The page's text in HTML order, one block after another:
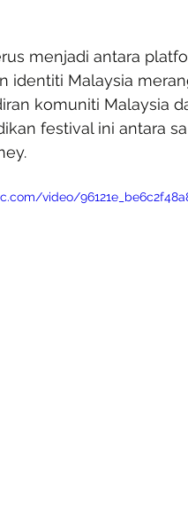
menjadi antara
identiti Malaysia
komuniti Malaysia
festival ini antara
video/